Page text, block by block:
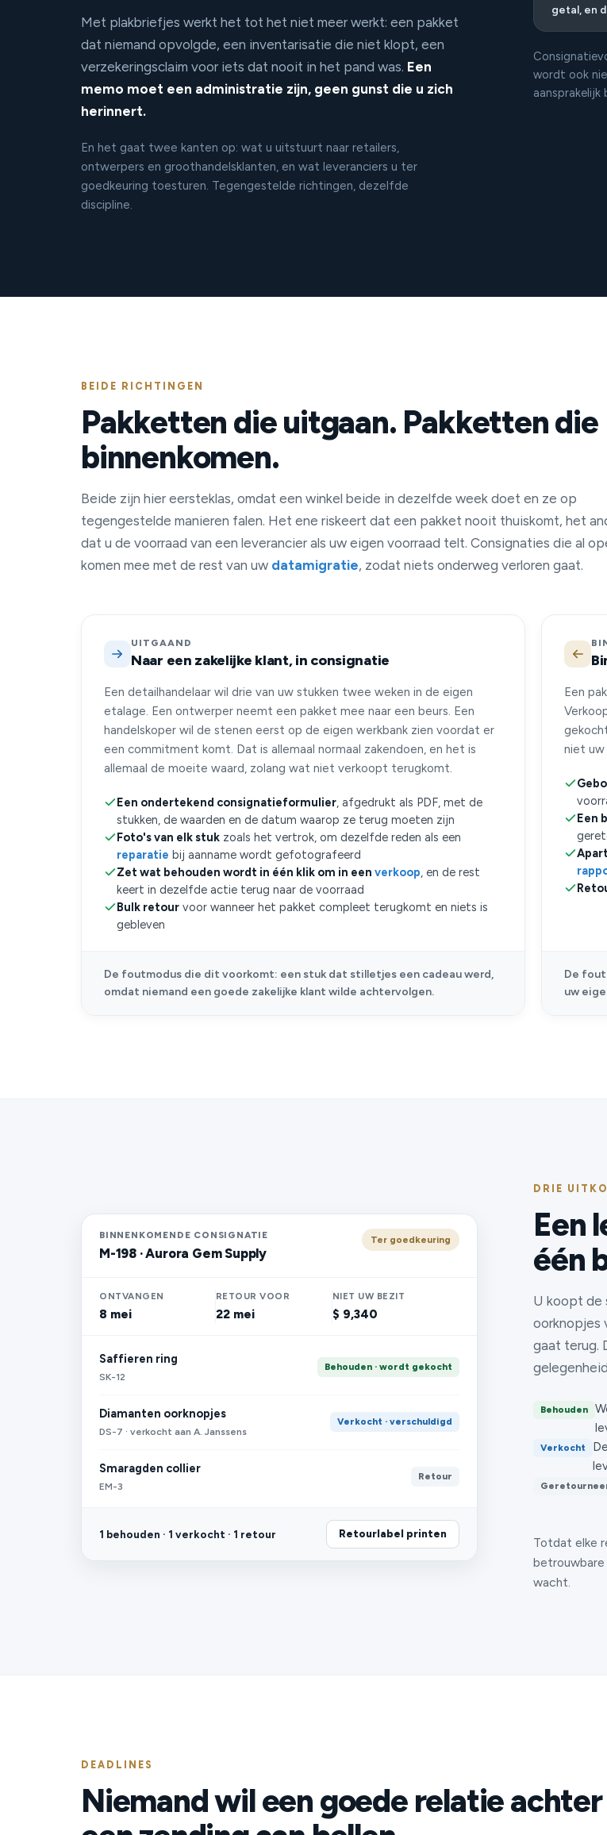
Met plakbriefjes werkt het tot het niet meer werkt: een pakket
dat niemand opvolgde, een inventarisatie die niet klopt, een
verzekeringsclaim voor iets dat nooit in het pand was. Een
memo moet een administratie zijn, geen gunst die u zich
herinnert.
En het gaat twee kanten op: wat u uitstuurt naar retailers,
ontwerpers en groothandelsklanten, en wat leveranciers u ter
goedkeuring toesturen. Tegengestelde richtingen, dezelfde
discipline.
getal, en
wordt ook
BEIDE RICHTINGEN
Pakketten die uitgaan. Pakketten die
binnenkomen.
Beide zijn hier eersteklas, omdat een winkel beide in dezelfde week doet en ze op
tegengestelde manieren falen. Het ene riskeert dat een pakket nooit thuiskomt, het
dat u de voorraad van een leverancier als uw eigen voorraad telt. Consignaties die al
komen mee met de rest van uw datamigratie, zodat niets onderweg verloren gaat.
UITGAAND
Naar een zakelijke klant, in consignatie
Een detailhandelaar wil drie van uw stukken twee weken in de eigen
etalage. Een ontwerper neemt een pakket mee naar een beurs. Een
handelskoper wil de stenen eerst op de eigen werkbank zien voordat er
een commitment komt. Dat is allemaal normaal zakendoen, en het is
allemaal de moeite waard, zolang wat niet verkoopt terugkomt.
Een ondertekend consignatieformulier, afgedrukt als PDF, met de
stukken, de waarden en de datum waarop ze terug moeten zijn
Foto's van elk stuk zoals het vertrok, om dezelfde reden als een
reparatie bij aanname wordt gefotografeerd
Zet wat behouden wordt in één klik om in een verkoop, en de rest
keert in dezelfde actie terug naar de voorraad
Bulk retour voor wanneer het pakket compleet terugkomt en niets is
gebleven
De foutmodus die dit voorkomt: een stuk dat stilletjes een cadeau werd,
omdat niemand een goede zakelijke klant wilde achtervolgen.
Een
niet uw
Een
De
uw
BINNENKOMENDE CONSIGNATIE
M-198 · Aurora Gem Supply
Ter goedkeuring
ONTVANGEN
8 mei
RETOUR VOOR
22 mei
NIET UW BEZIT
$ 9,340
Saffieren ring
SK-12
Behouden · wordt gekocht
Diamanten oorknopjes
DS-7 · verkocht aan A. Janssens
Verkocht · verschuldigd
Smaragden collier
EM-3
Retour
1 behouden · 1 verkocht · 1 retour Retourlabel printen
DRIE
Een
één
U koopt de
oorknopjes
gaat terug.
Behouden
Verkocht De
Totdat elke
betrouwbare
wacht.
DEADLINES
Niemand wil een goede relatie achter